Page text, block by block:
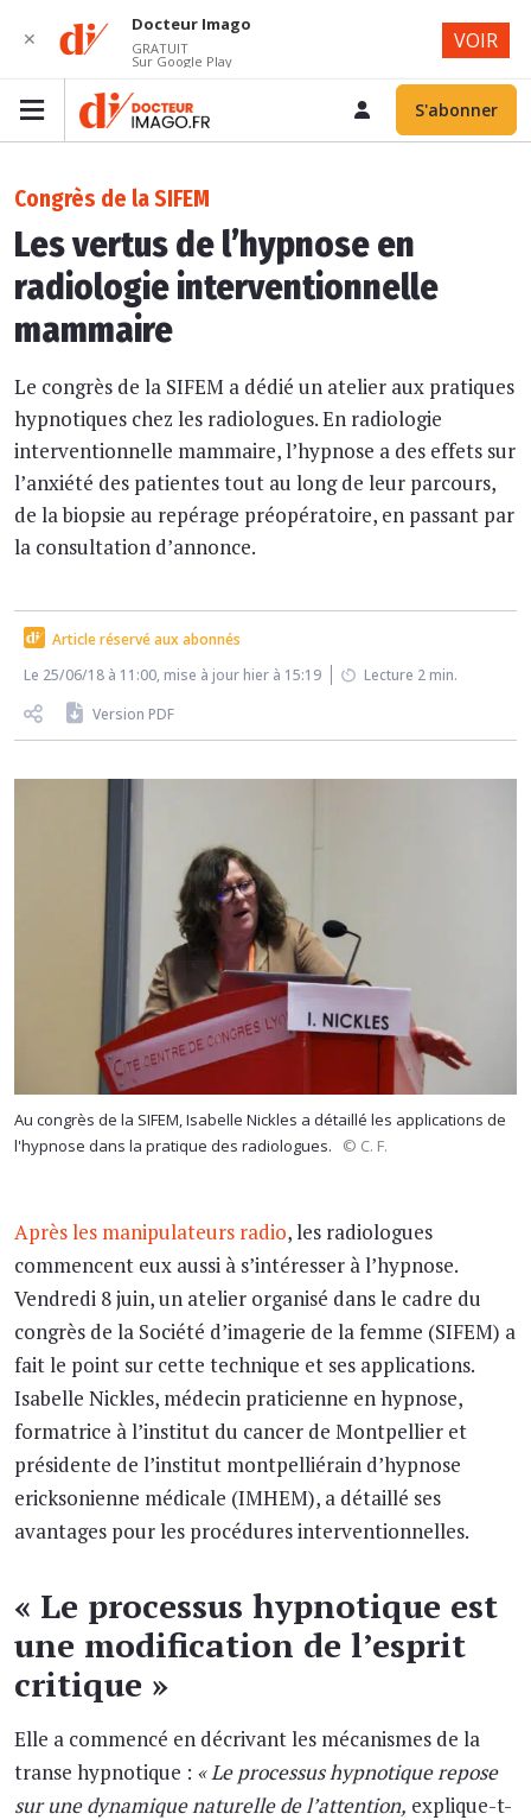
S'abonner
Congrès de la SIFEM
Les vertus de l’hypnose en
radiologie interventionnelle
mammaire
Le congrès de la SIFEM a dédié un atelier aux pratiques
hypnotiques chez les radiologues. En radiologie
interventionnelle mammaire, l’hypnose a des effets sur
l’anxiété des patientes tout au long de leur parcours,
de la biopsie au repérage préopératoire, en passant par
la consultation d’annonce.
Article réservé aux abonnés
Le 25/06/18 à 11:00, mise à jour hier à 15:19
Lecture 2 min.
Version PDF
Au congrès de la SIFEM, Isabelle Nickles a détaillé les applications de
l'hypnose dans la pratique des radiologues.
© C. F.
Après les manipulateurs radio, les radiologues
commencent eux aussi à s’intéresser à l’hypnose.
Vendredi 8 juin, un atelier organisé dans le cadre du
congrès de la Société d’imagerie de la femme (SIFEM) a
fait le point sur cette technique et ses applications.
Isabelle Nickles, médecin praticienne en hypnose,
formatrice à l’institut du cancer de Montpellier et
présidente de l’institut montpelliérain d’hypnose
ericksonienne médicale (IMHEM), a détaillé ses
avantages pour les procédures interventionnelles.
« Le processus hypnotique est
une modification de l’esprit
critique »
Elle a commencé en décrivant les mécanismes de la
transe hypnotique : « Le processus hypnotique repose
sur une dynamique naturelle de l’attention, explique-t-
✕
Docteur Imago
GRATUIT
Sur Google Play
VOIR